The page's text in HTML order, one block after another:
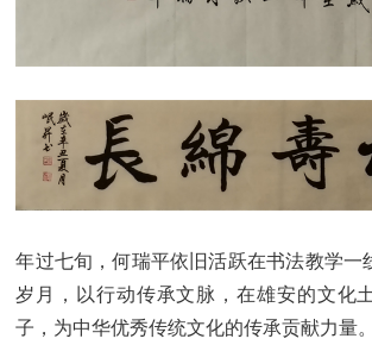
年过七旬，何瑞平依旧活跃在书法教学一
岁月，以行动传承文脉，在雄安的文化
子，为中华优秀传统文化的传承贡献力量。